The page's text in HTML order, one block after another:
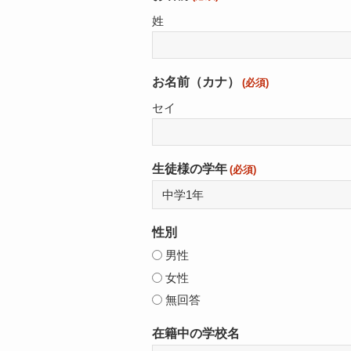
姓
お名前（カナ） (必須)
セイ
生徒様の学年 (必須)
性別
男性
女性
無回答
在籍中の学校名